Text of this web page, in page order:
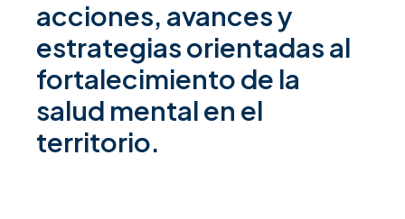
acciones, avances y
estrategias orientadas al
fortalecimiento de la
salud mental en el
territorio.